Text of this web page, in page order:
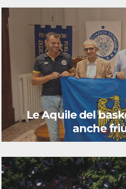
Le Aquile del
anche